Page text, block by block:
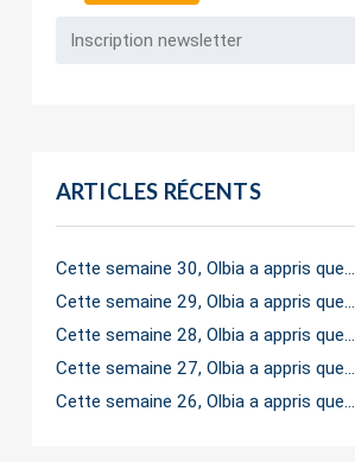
ARTICLES RÉCENTS
Cette semaine 30, Olbia a appris que…
Cette semaine 29, Olbia a appris que…
Cette semaine 28, Olbia a appris que…
Cette semaine 27, Olbia a appris que…
Cette semaine 26, Olbia a appris que…